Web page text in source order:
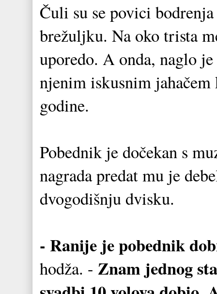
Čuli su se povici
brežuljku. Na oko trista
uporedo. A onda, naglo
njenim iskusnim
godine.
Pobednik je dočekan s
nagrada predat mu je
dvogodišnju dvisku.
- Ranije je pobednik
hodža. - Znam jednog